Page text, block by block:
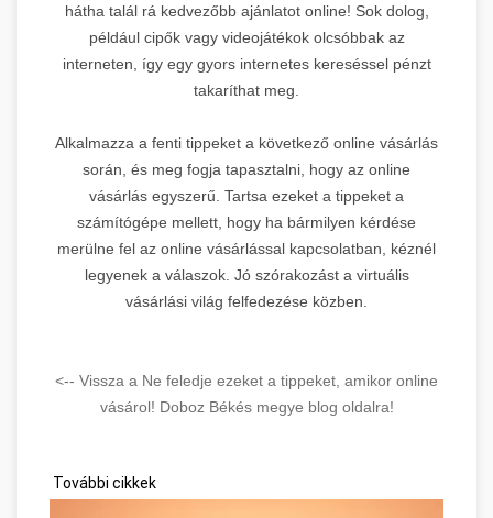
hátha talál rá kedvezőbb ajánlatot online! Sok dolog,
például cipők vagy videojátékok olcsóbbak az
interneten, így egy gyors internetes kereséssel pénzt
takaríthat meg.
Alkalmazza a fenti tippeket a következő online vásárlás
során, és meg fogja tapasztalni, hogy az online
vásárlás egyszerű. Tartsa ezeket a tippeket a
számítógépe mellett, hogy ha bármilyen kérdése
merülne fel az online vásárlással kapcsolatban, kéznél
legyenek a válaszok. Jó szórakozást a virtuális
vásárlási világ felfedezése közben.
<-- Vissza a Ne feledje ezeket a tippeket, amikor online
vásárol! Doboz Békés megye blog oldalra!
További cikkek